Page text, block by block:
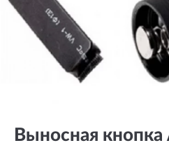
Выносная кнопка